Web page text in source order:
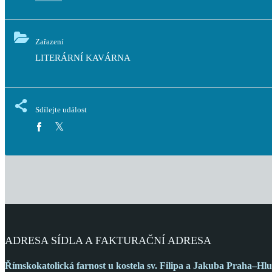
Zařazení
LITERÁRNÍ KAVÁRNA
Sdílejte událost
ADRESA SÍDLA A FAKTURAČNÍ ADRESA
Římskokatolická farnost u kostela sv. Filipa a Jakuba